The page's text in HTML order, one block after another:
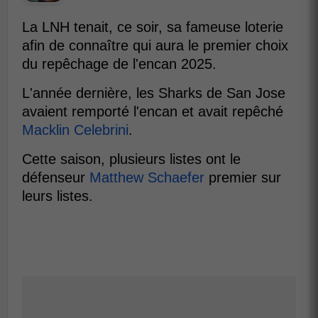
La LNH tenait, ce soir, sa fameuse loterie
afin de connaître qui aura le premier choix
du repêchage de l'encan 2025.
L'année dernière, les Sharks de San Jose
avaient remporté l'encan et avait repêché
Macklin Celebrini.
Cette saison, plusieurs listes ont le
défenseur Matthew Schaefer premier sur
leurs listes.